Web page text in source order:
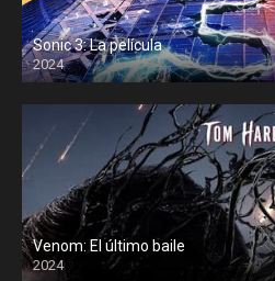
Sonic 3: La película
2024
Venom: El último baile
2024